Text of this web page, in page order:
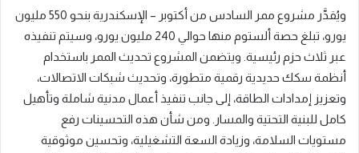
ويُقدَّر مشروع ممر السادس من أكتوبر – الإسكندرية بنحو 550 مليون
يورو، تبلغ حصة ألستوم منها حوالي 240 مليون يورو، وسيتم تنفيذه
عبر ثلاث حزم رئيسية. ويتضمن المشروع تحديث الممر باستخدام
أنظمة سكك حديدية رقمية متطورة، وتحديث شبكات الاتصالات،
وتعزيز إمدادات الطاقة، إلى جانب تنفيذ أعمال مدنية شاملة وتأهيل
كامل للبنية التحتية والمسار. ومن شأن هذه التحسينات رفع
مستويات السلامة، وزيادة السعة التشغيلية، وتحسين موثوقية